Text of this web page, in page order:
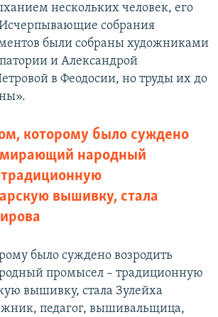
нескольких человек, его
собрания
были собраны художниками
и Александрой
в Феодосии, но труды их до
которому было суждено
народный
вышивку, стала
было суждено возродить
промысел – традиционную
вышивку, стала Зулейха
педагог, вышивальщица,